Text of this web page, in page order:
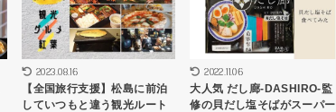
2023.08.16
【全国旅行支援】松島に前泊
していつもと違う観光ルート
2022.11.06
大人気 だし廊-DASHIRO-監
修の貝だし塩そばがスーパー